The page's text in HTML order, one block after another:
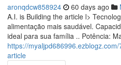
aronqdcw858924 60 days ago
A.I. is Building the article l>
alimentação mais saudável.
ideal para sua família .. Potência:
https://
article